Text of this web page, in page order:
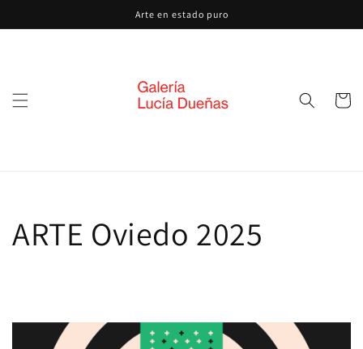
al contenido
Arte en estado puro
Carrito
ARTE Oviedo 2025